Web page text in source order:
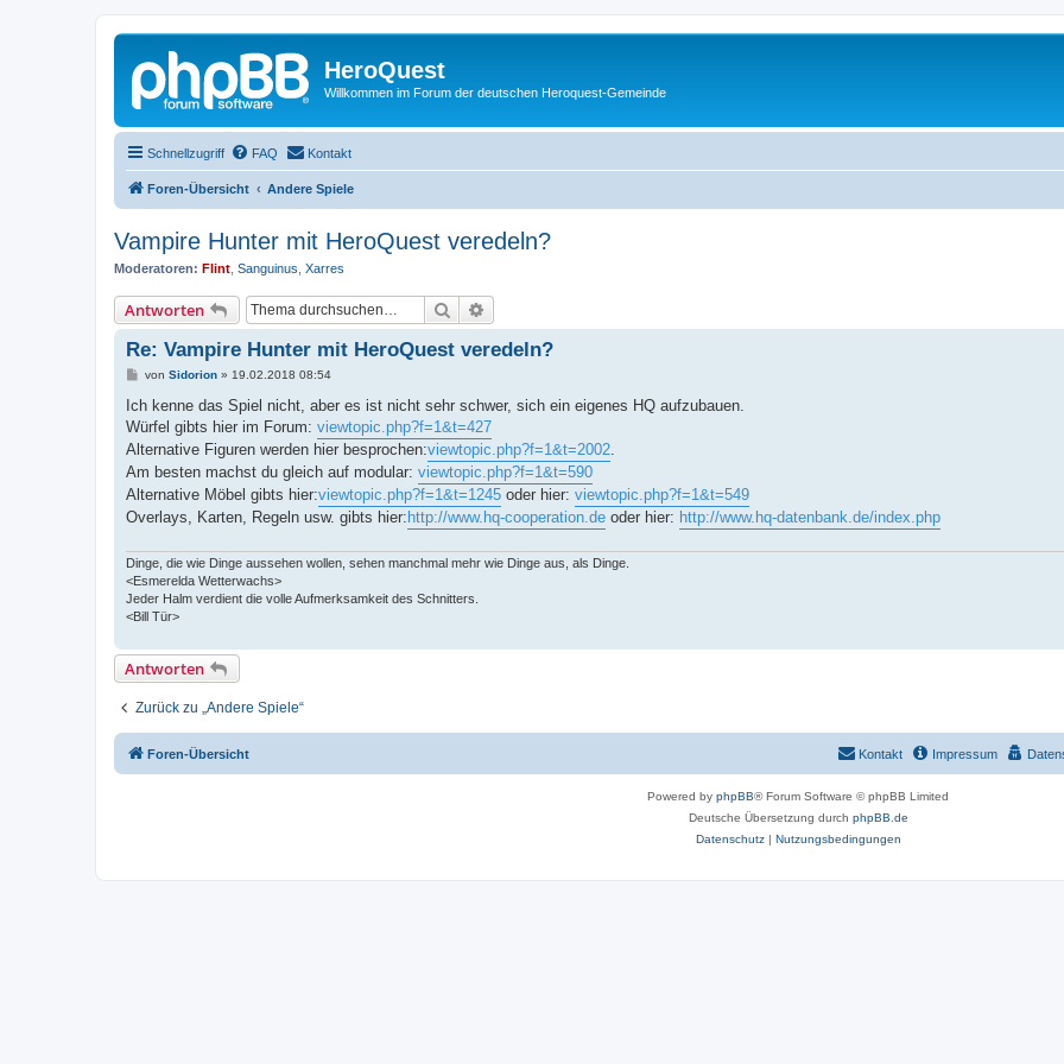
HeroQuest
Willkommen im Forum der deutschen Heroquest-Gemeinde
Schnellzugriff FAQ Kontakt
Foren-Übersicht Andere Spiele
Vampire Hunter mit HeroQuest veredeln?
Moderatoren: Flint Sanguinus Xarres
Antworten Suche
Re: Vampire Hunter mit HeroQuest veredeln?
B
i
r
a
g
von Sidorion» 19.02.2018 08:54
Ich kenne das Spiel nicht, aber es ist nicht sehr schwer, sich ein eigenes HQ aufzubauen.
Würfel gibts hier im Forum: viewtopic.php?f=1&t=427
Alternative Figuren werden hier besprochen:viewtopic.php?f=1&t=2002.
Am besten machst du gleich auf modular: viewtopic.php?f=1&t=590
Alternative Möbel gibts hier:viewtopic.php?f=1&t=1245 oder hier: viewtopic.php?f=1&t=549
Overlays, Karten, Regeln usw. gibts hier: http://www.hq-cooperation.de oder hier: http://www.hq-datenbank.de/index.php
Dinge, die wie Dinge aussehen wollen, sehen manchmal mehr wie Dinge aus, als Dinge.
<Esmerelda Wetterwachs>
Jeder Halm verdient die volle Aufmerksamkeit des Schnitters.
<Bill Tür>
Antworten
Zurück zu „Andere Spiele“
Foren-Übersicht Impressum
Kontakt
Powered by phpBB® Forum Software © phpBB Limited
Deutsche Übersetzung durch phpBB.de
Datenschutz| Nutzungsbedingungen